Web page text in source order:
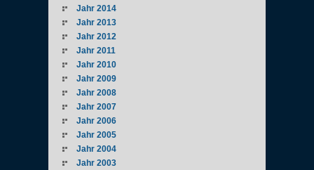
Jahr 2014
Jahr 2013
Jahr 2012
Jahr 2011
Jahr 2010
Jahr 2009
Jahr 2008
Jahr 2007
Jahr 2006
Jahr 2005
Jahr 2004
Jahr 2003